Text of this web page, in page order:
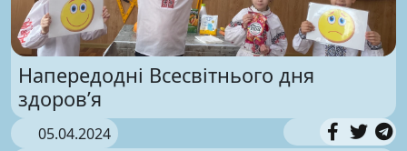
Напередодні Всесвітнього дня
здоров’я
05.04.2024